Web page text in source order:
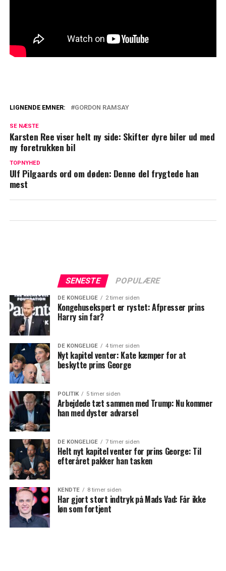
Pilgaard: "Svært at sige farvel"
Rørende øjeblikke ved Ulf Pilgaards
ønske
LIGNENDE EMNER: GORDON RAMSAY
SE NÆSTE
Karsten Ree viser helt ny side: Skifter dyre biler ud med
ny foretrukken bil
TOPNYHED
Ulf Pilgaards ord om døden: Denne del frygtede han
mest
SENESTE POPULÆRE
DE KONGELIGE 2 timer siden
Kongehusekspert er rystet: Afpresser prins
Harry sin far?
DE KONGELIGE 4 timer siden
Nyt kapitel venter: Kate kæmper for at
beskytte prins George
POLITIK 5 timer siden
Arbejdede tæt sammen med Trump: Nu kommer
han med dyster advarsel
DE KONGELIGE 7 timer siden
Helt nyt kapitel venter for prins George: Til
efteråret pakker han tasken
KENDTE 8 timer siden
Har gjort stort indtryk på Mads Vad: Får ikke
løn som fortjent